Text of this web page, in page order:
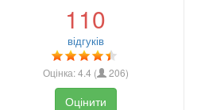
110
відгуків
Оцінка:4.4 ( 206)
Оцінити